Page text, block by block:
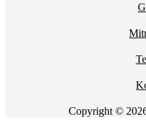
Copyright ©